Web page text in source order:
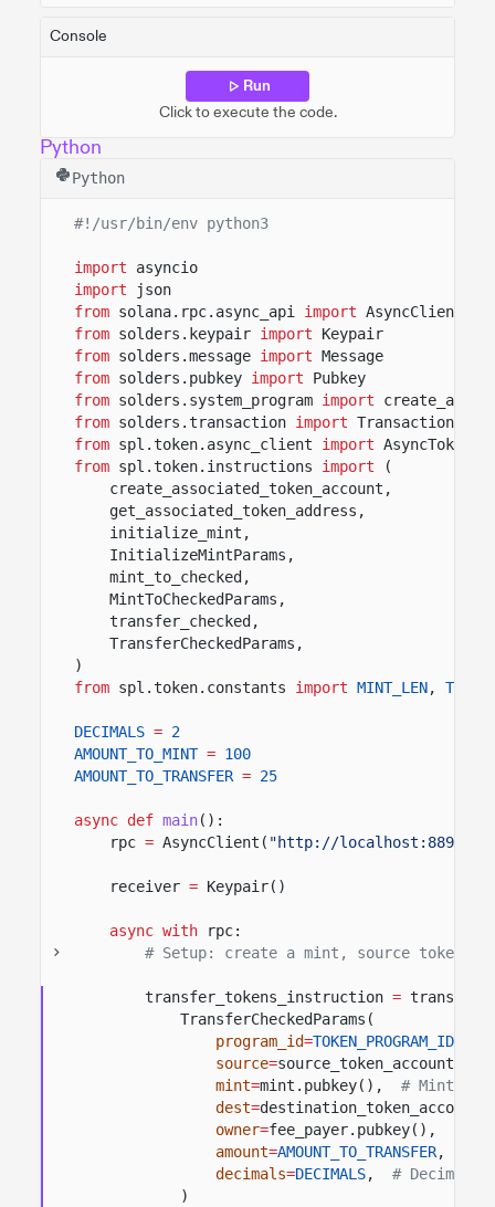
Console
Run
Click to execute the code.
Python
Python
#!/usr/bin/env python3
import
asyncio
import
json
from solana.rpc.async_api import AsyncClient
from solders.keypair import
Keypair
from solders.message import Message
from solders.pubkey import
Pubkey
from solders.system_program import
from solders.transaction import Transaction
from spl.token.async_client import AsyncToken
from spl.token.instructions import
(
create_associated_token_account,
get_associated_token_address,
initialize_mint,
InitializeMintParams,
mint_to_checked,
MintToCheckedParams,
transfer_checked,
TransferCheckedParams,
)
from spl.token.constants import MINT_LEN,
DECIMALS = 2
AMOUNT_TO_MINT = 100
AMOUNT_TO_TRANSFER = 25
async def main():
rpc = AsyncClient( "http://localhost:8899"
receiver = Keypair()
async with
rpc:
# Setup: create a mint, source token
transfer_tokens_instruction =
TransferCheckedParams(
program_id=TOKEN_PROGRAM_ID
source=source_token_account,
mint=mint.pubkey(),
# Mint for
dest=destination_token_account,
owner=fee_payer.pubkey(),
amount=AMOUNT_TO_TRANSFER,
decimals=DECIMALS,
# Decimals
)